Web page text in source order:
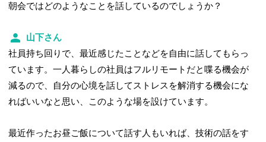
朝会ではどのようなことを話しているのでしょうか？
山下さん
社員持ち回りで、最近感じたことなどを自由に話してもらっ
ています。一人暮らしの社員はフルリモートだと喋る機会が
減るので、自分の心境を話してストレスを解消する機会にな
ればいいなと思い、このような場を設けています。
最近作ったお昼ご飯について話す人もいれば、技術の話をす